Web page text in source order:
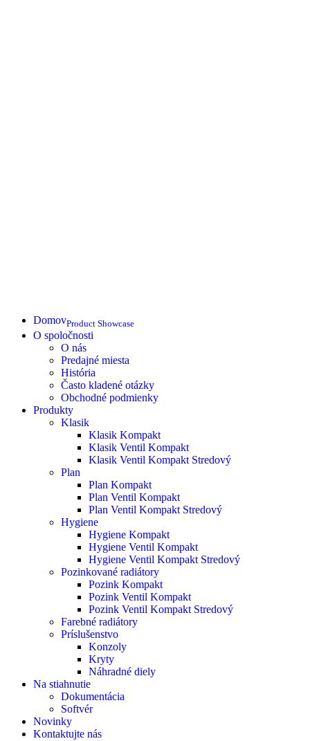
DomovProduct Showcase
O spoločnosti
O nás
Predajné miesta
História
Často kladené otázky
Obchodné podmienky
Produkty
Klasik
Klasik Kompakt
Klasik Ventil Kompakt
Klasik Ventil Kompakt Stredový
Plan
Plan Kompakt
Plan Ventil Kompakt
Plan Ventil Kompakt Stredový
Hygiene
Hygiene Kompakt
Hygiene Ventil Kompakt
Hygiene Ventil Kompakt Stredový
Pozinkované radiátory
Pozink Kompakt
Pozink Ventil Kompakt
Pozink Ventil Kompakt Stredový
Farebné radiátory
Príslušenstvo
Konzoly
Kryty
Náhradné diely
Na stiahnutie
Dokumentácia
Softvér
Novinky
Kontaktujte nás